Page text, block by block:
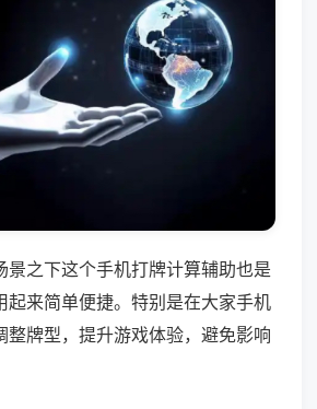
景之下这个手机打牌计算辅助也是
起来简单便捷。特别是在大家手机
整牌型，提升游戏体验，避免影响